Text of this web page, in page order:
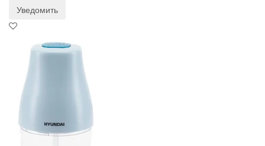
Уведомить